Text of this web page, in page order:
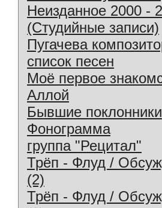
Неизданное 2000 -
(Студийные записи)
Пугачева
список песен
Моё первое
Аллой
Бывшие поклонники
Фонограмма
группа "Рецитал"
Трёп - Флуд /
(2)
Трёп - Флуд /